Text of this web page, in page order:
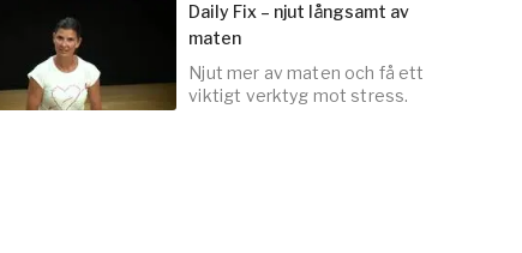
Daily Fix – njut långsamt av
maten
Njut mer av maten och få ett
viktigt verktyg mot stress.